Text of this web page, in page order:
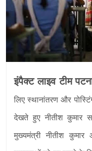
इंपैक्ट लाइव टीम
लिए स्थानांतरण और
देखते हुए नीतीश कुमार
मुख्यमंत्री नीतीश कुमार